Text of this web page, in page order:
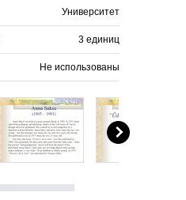
Университет
3 единиц
Не использованы